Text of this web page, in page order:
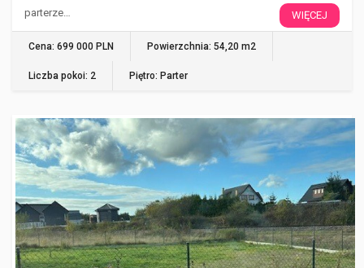
parterze…
WIĘCEJ
Cena: 699 000 PLN Powierzchnia: 54,20 m2
Liczba pokoi: 2 Piętro: Parter
WŁADYSŁAWOWO